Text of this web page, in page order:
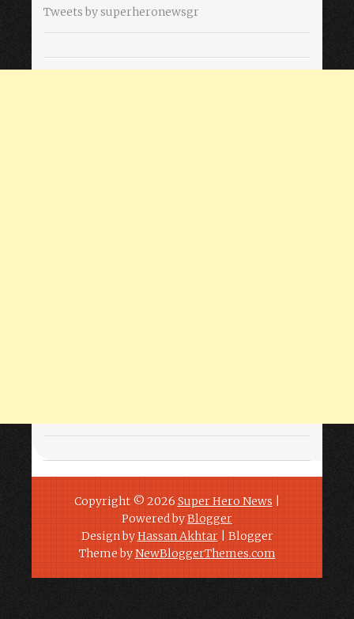
Tweets by superheronewsgr
Copyright © 2026 Super Hero News
Powered byBlogger
Design byHassan Akhtar| Blogger
Theme byNewBloggerThemes.com